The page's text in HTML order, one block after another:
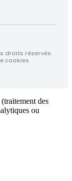
droits réservés.
cookies
des
ou